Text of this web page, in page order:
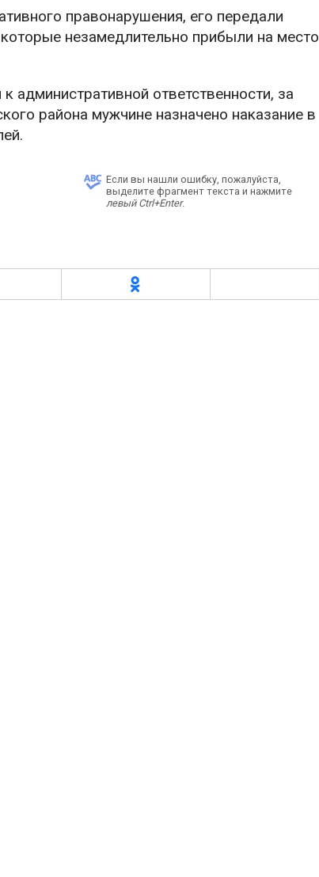
правонарушения, его передали
незамедлительно прибыли на место
ответственности, за
района мужчине назначено наказание в
Если вы нашли ошибку, пожалуйста,
выделите фрагмент текста и нажмите
левый Ctrl+Enter.